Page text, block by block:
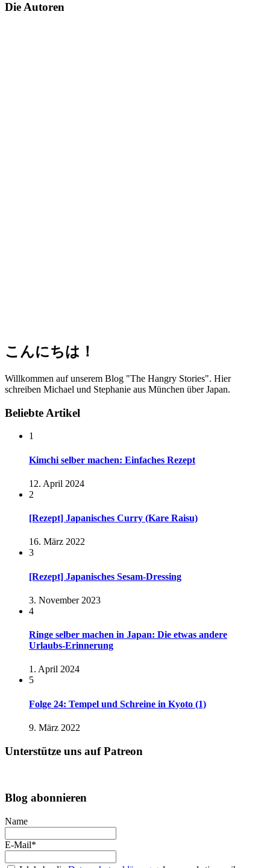
Die Autoren
こんにちは！
Willkommen auf unserem Blog "The Hangry Stories". Hier
schreiben Michael und Stephanie aus München über Japan.
Beliebte Artikel
1
Kimchi selber machen: Einfaches Rezept
12. April 2024
2
[Rezept] Japanisches Curry (Kare Raisu)
16. März 2022
3
[Rezept] Japanisches Sesam-Dressing
3. November 2023
4
Ringe selber machen in Japan: Die etwas andere
Urlaubs-Erinnerung
1. April 2024
5
Folge 24: Tempel und Schreine in Kyoto (1)
9. März 2022
Unterstütze uns auf Patreon
Blog abonnieren
Name
E-Mail*